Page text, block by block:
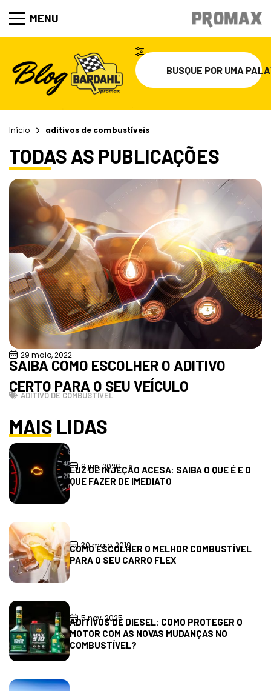
MENU
Início aditivos de combustíveis
TODAS AS PUBLICAÇÕES
29 maio, 2022
SAIBA COMO ESCOLHER O ADITIVO
CERTO PARA O SEU VEÍCULO
ADITIVO DE COMBUSTÍVEL
MAIS LIDAS
8 jun, 2026
LUZ DE INJEÇÃO ACESA: SAIBA O QUE É E O
QUE FAZER DE IMEDIATO
30 maio, 2019
COMO ESCOLHER O MELHOR COMBUSTÍVEL
PARA O SEU CARRO FLEX
5 nov, 2025
ADITIVOS DE DIESEL: COMO PROTEGER O
MOTOR COM AS NOVAS MUDANÇAS NO
COMBUSTÍVEL?